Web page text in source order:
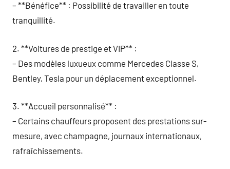
– **Bénéfice** : Possibilité de travailler en toute
tranquillité.
2. **Voitures de prestige et VIP** :
– Des modèles luxueux comme Mercedes Classe S,
Bentley, Tesla pour un déplacement exceptionnel.
3. **Accueil personnalisé** :
– Certains chauffeurs proposent des prestations sur-
mesure, avec champagne, journaux internationaux,
rafraîchissements.